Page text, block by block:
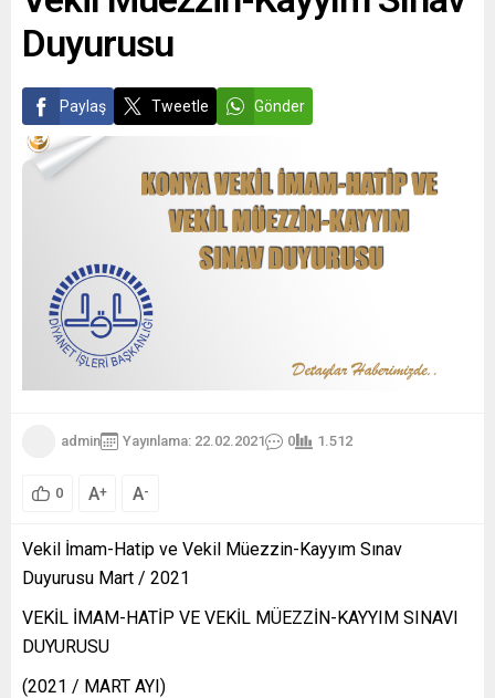
Duyurusu
Paylaş Tweetle Gönder
admin Yayınlama: 22.02.2021 0 1.512
0 A+ A-
Vekil İmam-Hatip ve Vekil Müezzin-Kayyım Sınav
Duyurusu Mart / 2021
VEKİL İMAM-HATİP VE VEKİL MÜEZZİN-KAYYIM SINAVI
DUYURUSU
(2021 / MART AYI)